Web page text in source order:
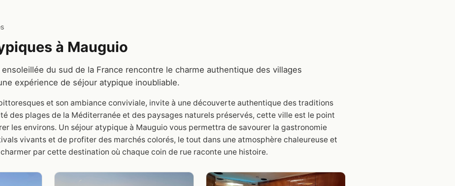
à Mauguio
du sud de la France rencontre le charme authentique des villages
expérience de séjour atypique inoubliable.
et son ambiance conviviale, invite à une découverte authentique des traditions
des plages de la Méditerranée et des paysages naturels préservés, cette ville est le point
les environs. Un séjour atypique à Mauguio vous permettra de savourer la gastronomie
vivants et de profiter des marchés colorés, le tout dans une atmosphère chaleureuse et
par cette destination où chaque coin de rue raconte une histoire.